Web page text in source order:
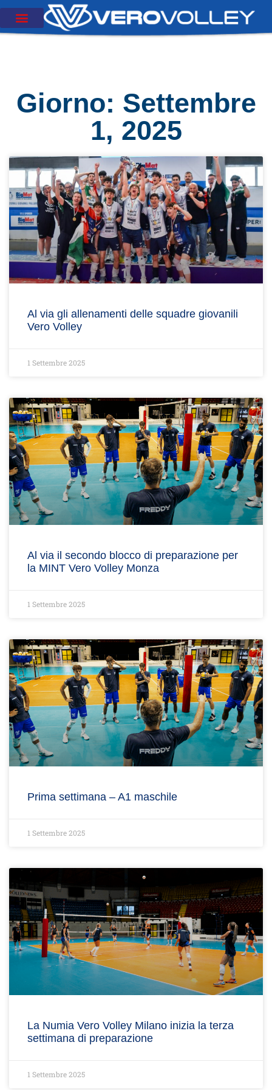
Giorno: Settembre
1, 2025
Al via gli allenamenti delle squadre giovanili
Vero Volley
1 Settembre 2025
Al via il secondo blocco di preparazione per
la MINT Vero Volley Monza
1 Settembre 2025
Prima settimana – A1 maschile
1 Settembre 2025
La Numia Vero Volley Milano inizia la terza
settimana di preparazione
1 Settembre 2025